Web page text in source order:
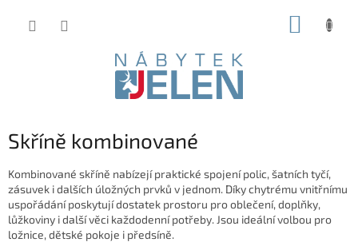
Skříně kombinované
Kombinované skříně nabízejí praktické spojení polic, šatních tyčí,
zásuvek i dalších úložných prvků v jednom. Díky chytrému vnitřnímu
uspořádání poskytují dostatek prostoru pro oblečení, doplňky,
lůžkoviny i další věci každodenní potřeby. Jsou ideální volbou pro
ložnice, dětské pokoje i předsíně.